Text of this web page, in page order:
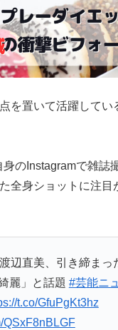
を置いて活躍してい
のInstagramで雑誌
全身ショットに注目
辺直美、引き締まっ
麗」と話題 #芸能ニ
t.co/GfuPgKt3hz
QSxF8nBLGF